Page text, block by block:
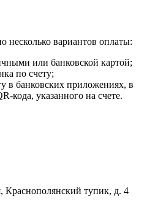
несколько вариантов оплаты:
или банковской картой;
по счету;
в банковских приложениях, в
кода, указанного на счете.
Краснополянский тупик, д. 4